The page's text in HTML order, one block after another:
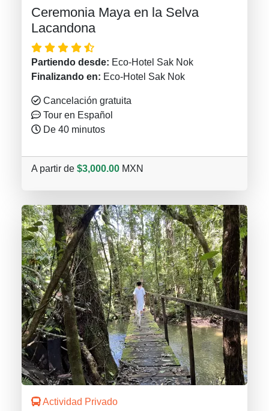
Ceremonia Maya en la Selva
Lacandona
Partiendo desde: Eco-Hotel Sak Nok
Finalizando en: Eco-Hotel Sak Nok
Cancelación gratuita
Tour en Español
De 40 minutos
A partir de $3,000.00 MXN
Actividad Privado